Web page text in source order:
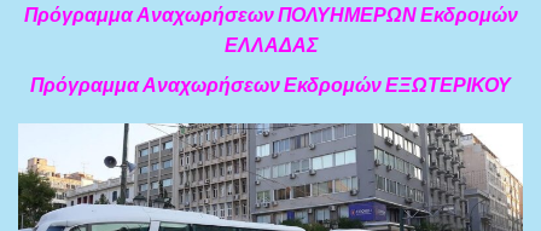
Πρόγραμμα Αναχωρήσεων ΠΟΛΥΗΜΕΡΩΝ Εκδρομών
ΕΛΛΑΔΑΣ
Πρόγραμμα Αναχωρήσεων Εκδρομών ΕΞΩΤΕΡΙΚΟΥ